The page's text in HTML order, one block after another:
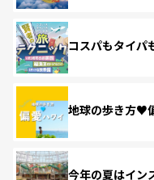
コスパもタイパ
地球の歩き方♥
今年の夏はイン